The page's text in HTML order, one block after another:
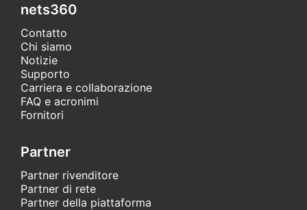
nets360
Contatto
Chi siamo
Notizie
Supporto
Carriera e collaborazione
FAQ e acronimi
Fornitori
Partner
Partner rivenditore
Partner di rete
Partner della piattaforma